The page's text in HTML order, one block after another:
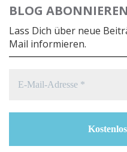
BLOG ABONNIEREN
Lass Dich über neue
Mail informieren.